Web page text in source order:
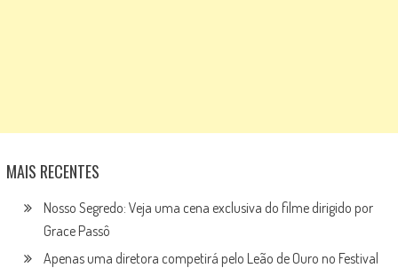
MAIS RECENTES
Nosso Segredo: Veja uma cena exclusiva do filme dirigido por
Grace Passô
Apenas uma diretora competirá pelo Leão de Ouro no Festival